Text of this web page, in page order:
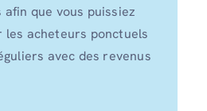
que vous puissiez
acheteurs ponctuels
avec des revenus